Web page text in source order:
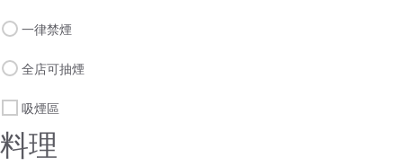
一律禁煙
全店可抽煙
吸煙區
料理